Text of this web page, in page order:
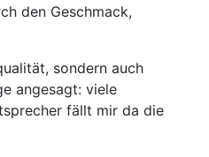
den Geschmack,
sondern auch
angesagt: viele
fällt mir da die